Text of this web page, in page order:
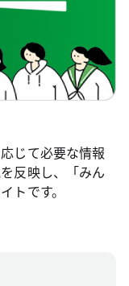
じて必要な情報
反映し、「みん
トです。